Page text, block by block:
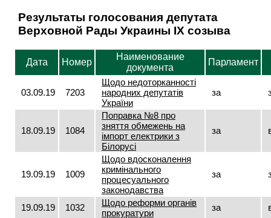
Результаты голосования депутата
Верховной Рады Украины IX созыва
Дата Номер
Наименование
документа
Парламент
03.09.19 7203
Щодо недоторканності
народних депутатів
України
за
18.09.19 1084
Поправка №8 про
зняття обмежень на
імпорт електрики з
Білорусі
за
19.09.19 1009
Щодо вдосконалення
кримінального
процесуального
законодавства
за
19.09.19 1032
Щодо реформи органів
прокуратури
за